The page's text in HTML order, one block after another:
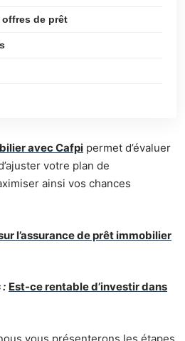
offres de prêt
avec Cafpi permet d’évaluer
votre plan de
ainsi vos chances
l’assurance de prêt immobilier
: Est-ce rentable d’investir dans
vous présenterons les étapes